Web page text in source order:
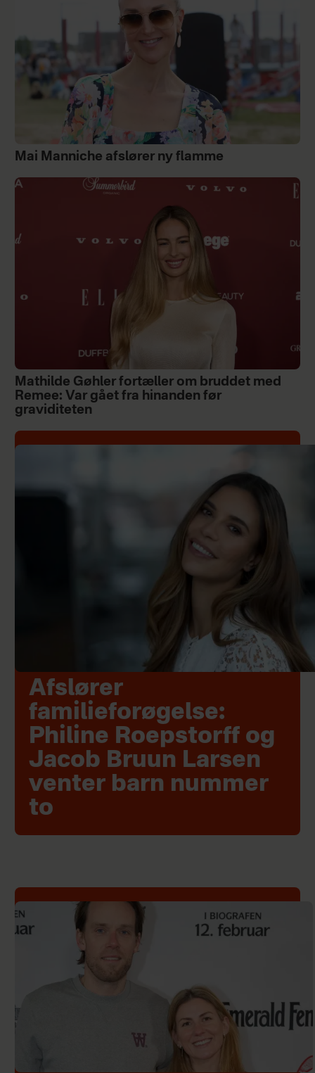
Mai Manniche afslører ny flamme
Mathilde Gøhler fortæller om bruddet med
Remee: Var gået fra hinanden før
graviditeten
Afslører
familieforøgelse:
Philine Roepstorff og
Jacob Bruun Larsen
venter barn nummer
to